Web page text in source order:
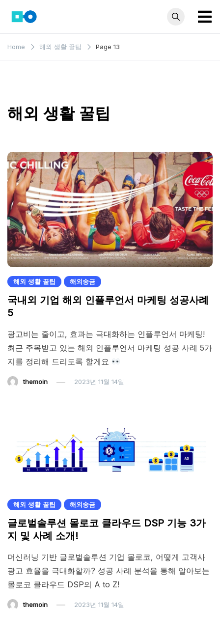
content
모인 해
외송금
Home 해외 생활 꿀팁 Page 13
해외 생활 꿀팁
해외 생활 꿀팁 해외송금
국내외 기업 해외 인플루언서 마케팅 성공사례
5
광고비는 줄이고, 효과는 극대화하는 인플루언서 마케팅!
최근 주목받고 있는 해외 인플루언서 마케팅 성공 사례 5가
지를 정리해 드리도록 할게요
themoin 2023년 11월 14일
해외 생활 꿀팁 해외송금
글로벌솔루션 몰로코 클라우드 DSP 기능 3가
지 및 사례 소개!
머신러닝 기반 글로벌솔루션 기업 몰로코, 어떻게 고객사
광고 효율을 극대화할까? 성공 사례 분석을 통해 알아보는
몰로코 클라우드 DSP의 A to Z!
themoin 2023년 11월 14일